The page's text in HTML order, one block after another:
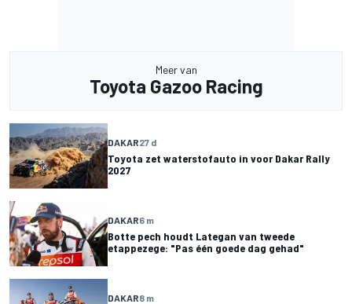
Meer van
Toyota Gazoo Racing
DAKAR27 d
Toyota zet waterstofauto in voor Dakar Rally
2027
DAKAR6 m
Botte pech houdt Lategan van tweede
etappezege: "Pas één goede dag gehad"
DAKAR8 m